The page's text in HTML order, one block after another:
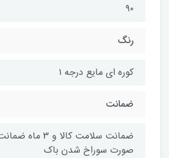
۹۰
رنگ
کوره ای مایع درجه ۱
ضمانت
ضمانت سلامت
صورت سوراخ شدن باک